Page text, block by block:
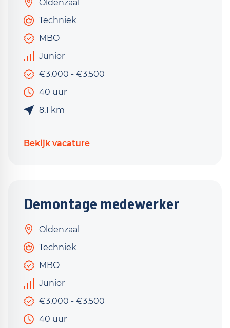
Oldenzaal
Techniek
MBO
Junior
€3.000 - €3.500
40 uur
8.1 km
Bekijk vacature
Demontage medewerker
Oldenzaal
Techniek
MBO
Junior
€3.000 - €3.500
40 uur